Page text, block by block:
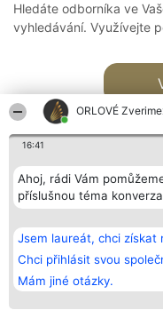
ORLOVÉ
16:41
Ahoj, rádi Vám
příslušnou téma
Jsem laureát, chci získat
Chci přihlásit svou
Mám jiné otázky.
Hledáte odborníka ve
vyhledávání. Využívejte
Bright Side Solutions sp. z o.
o. sp. k.
ul. Ruska 22
Wrocław 50-079
KRS 0000749100 | Regon
381313360 | NIP 8943132676